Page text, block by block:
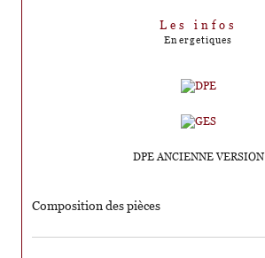
Les infos
Energetiques
DPE ANCIENNE VERSION
Composition des pièces